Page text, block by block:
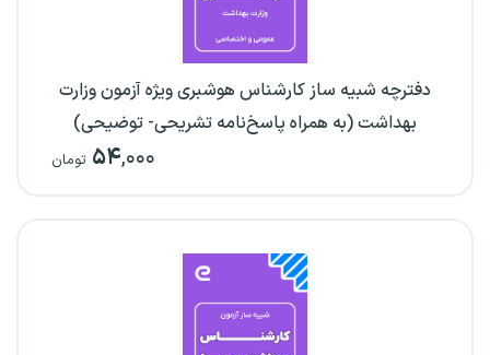
دفترچه شبیه ساز کارشناس هوشبری ویژه آزمون وزارت
بهداشت (به همراه پاسخ‌نامه تشریحی- توضیحی)
۵۴,۰۰۰ تومان